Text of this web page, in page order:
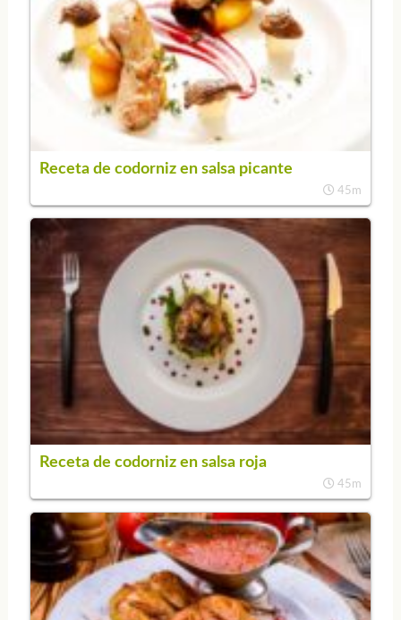
Receta de codorniz en salsa picante
45m
Receta de codorniz en salsa roja
45m